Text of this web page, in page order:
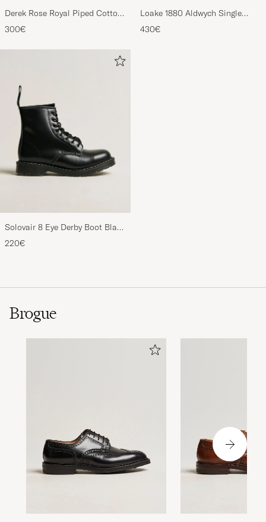
Derek Rose Royal Piped Cotton
Pyjama Set Navy
300€
Loake 1880 Aldwych Single
Oxford Black Calf
430€
Solovair 8 Eye Derby Boot Black
Shine
220€
Brogue